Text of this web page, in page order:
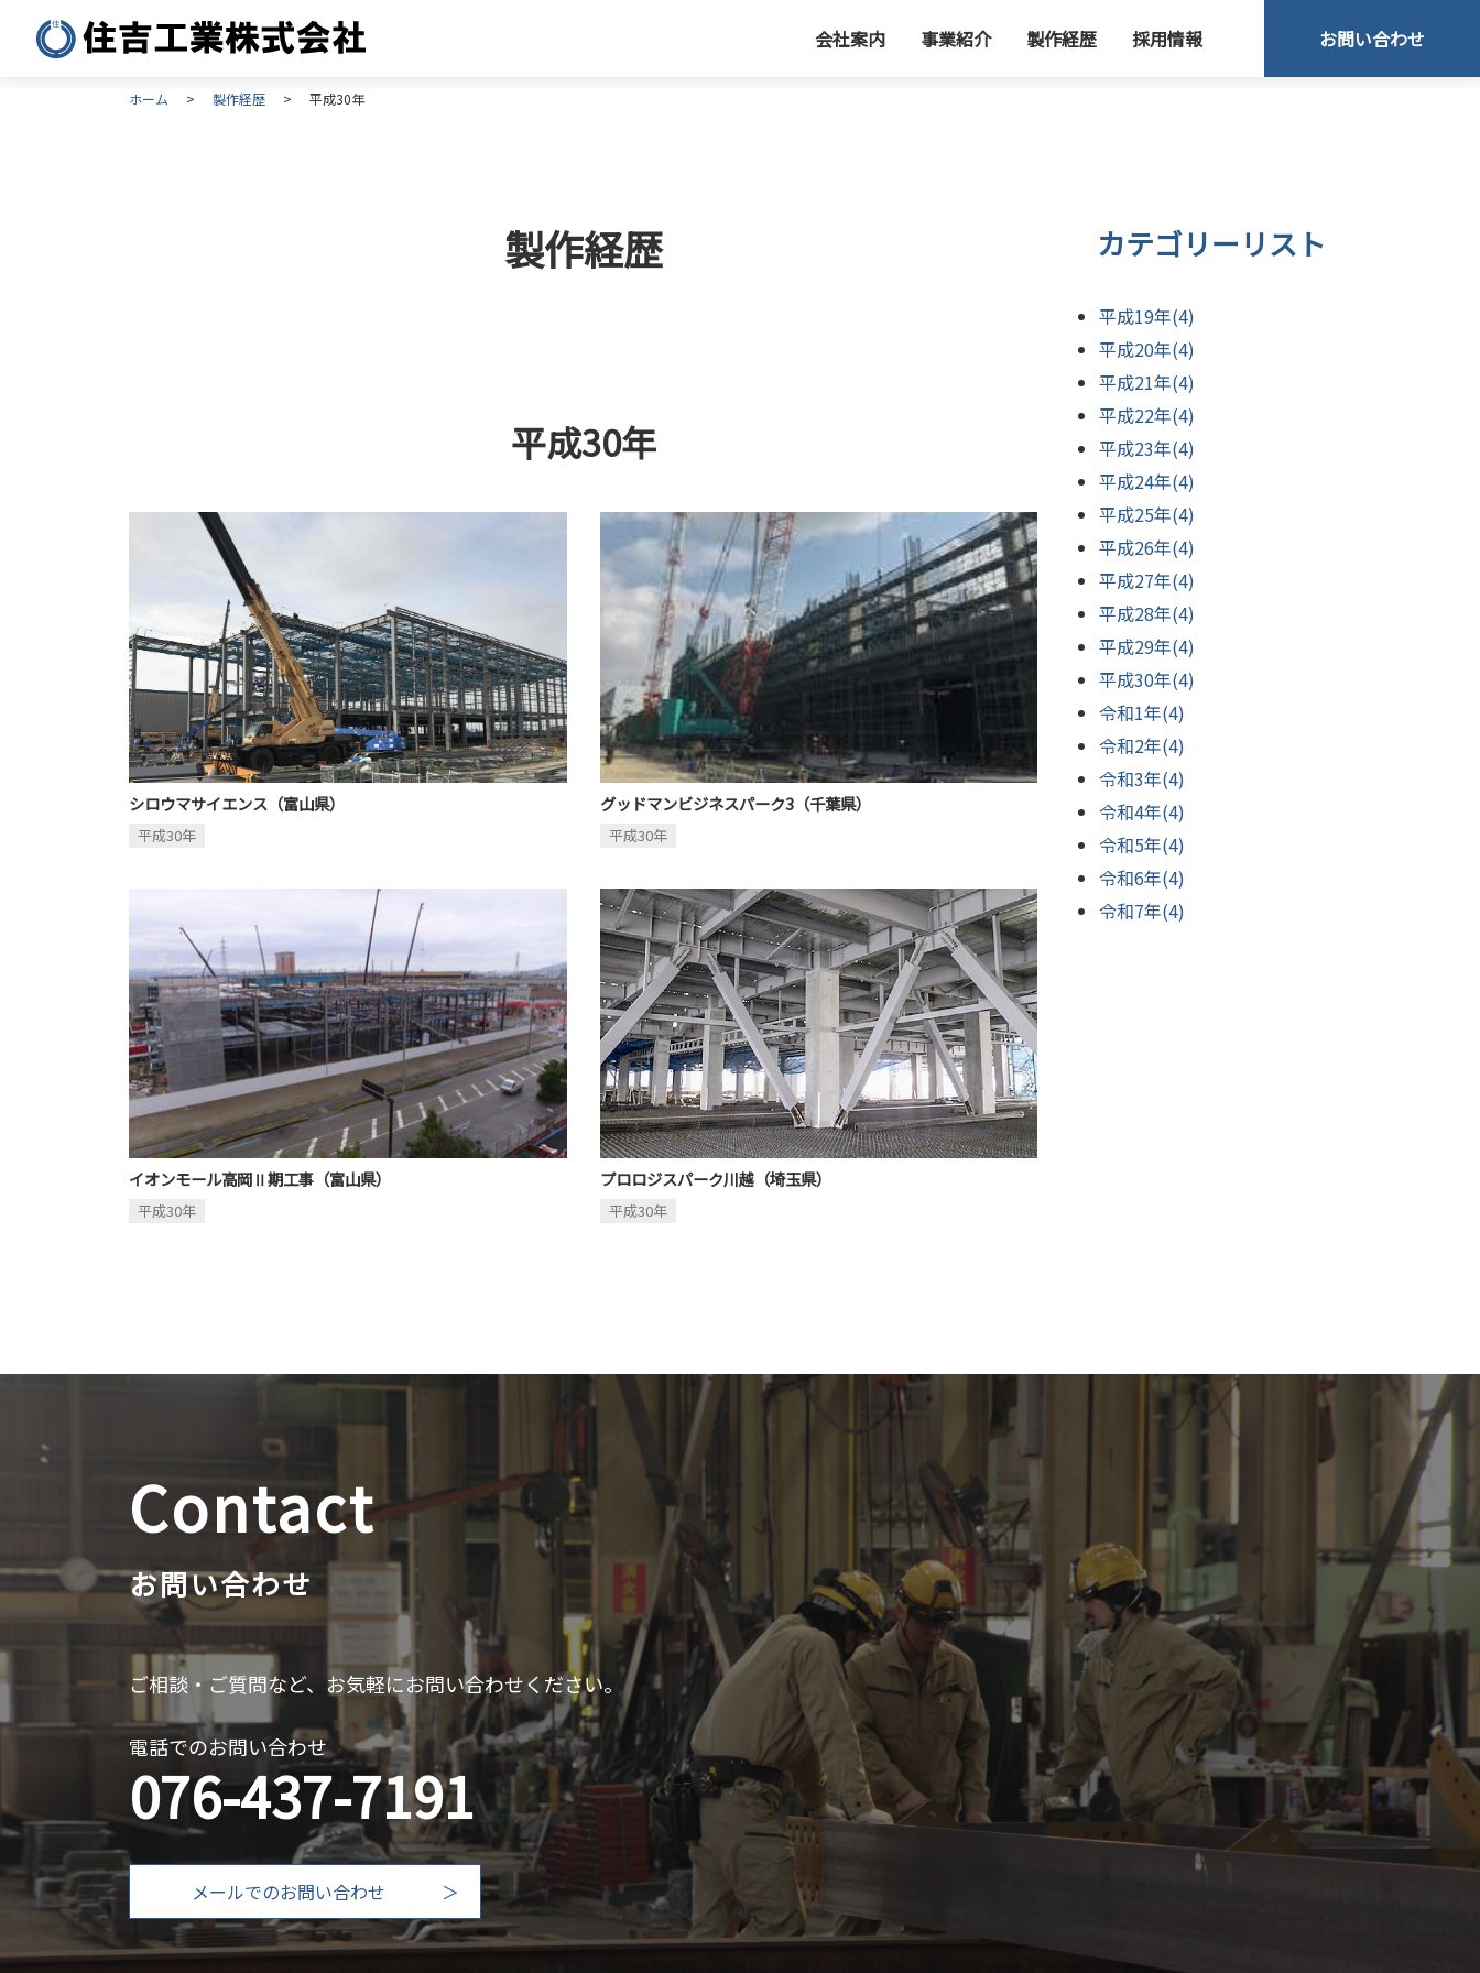
会社案内 事業紹介 製作経歴 採用情報 お問い合わせ
ホーム 製作経歴 平成30年
製作経歴
平成30年
シロウマサイエンス（富山県）
平成30年
グッドマンビジネスパーク3（千葉県）
平成30年
イオンモール高岡Ⅱ期工事（富山県）
平成30年
プロロジスパーク川越（埼玉県）
平成30年
カテゴリーリスト
平成19年(4)
平成20年(4)
平成21年(4)
平成22年(4)
平成23年(4)
平成24年(4)
平成25年(4)
平成26年(4)
平成27年(4)
平成28年(4)
平成29年(4)
平成30年(4)
令和1年(4)
令和2年(4)
令和3年(4)
令和4年(4)
令和5年(4)
令和6年(4)
令和7年(4)
Contact
お問い合わせ
ご相談・ご質問など、お気軽にお問い合わせください。
電話でのお問い合わせ
076-437-7191
メールでのお問い合わせ